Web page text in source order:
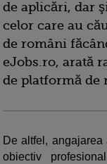
de aplicări, dar
celor care au
de români
eJobs.ro, arată
de platformă de
De altfel,
obiectiv